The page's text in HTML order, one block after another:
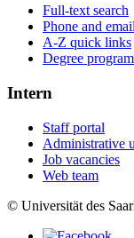
Full-text search
Phone and
A-Z quick links
Degree
Intern
Staff portal
Administrative
Job vacancies
Web team
© Universität des